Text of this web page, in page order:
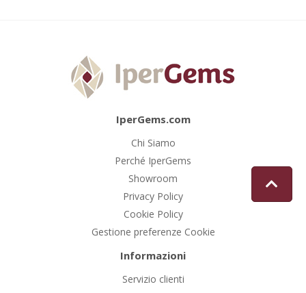
IperGems.com
Chi Siamo
Perché IperGems
Showroom
Privacy Policy
Cookie Policy
Gestione preferenze Cookie
Informazioni
Servizio clienti